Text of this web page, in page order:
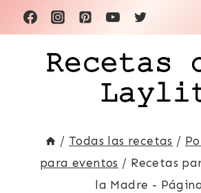
Saltar
al
contenido
/ Todas las recetas /
para eventos / Recetas
la Madre -